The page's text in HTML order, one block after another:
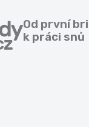
Od první
k práci snů